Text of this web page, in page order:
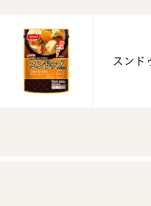
スンド